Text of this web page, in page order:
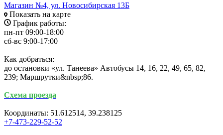
Магазин №4, ул. Новосибирская 13Б
Показать на карте
График работы:
пн-пт 09:00-18:00
сб-вс 9:00-17:00
Как добраться:
до остановки «ул. Танеева» Автобусы 14, 16, 22, 49, 65, 82,
239; Маршрутки&nbsp;86.
Схема проезда
Координаты: 51.612514, 39.238125
+7-473-229-52-52